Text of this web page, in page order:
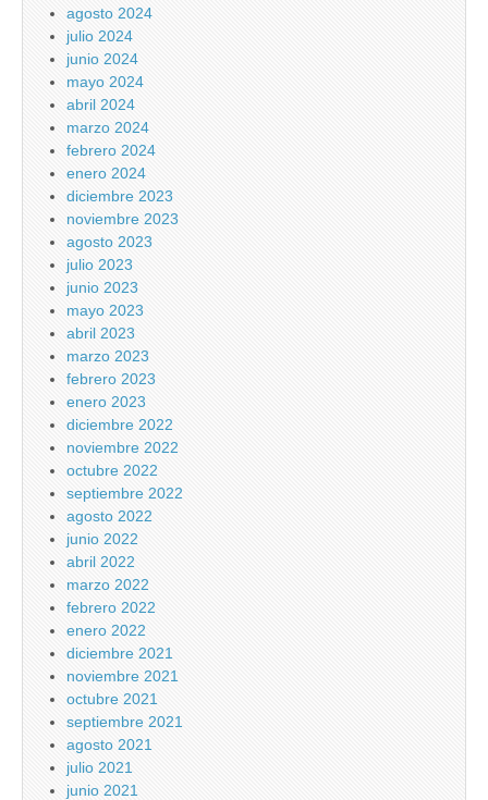
agosto 2024
julio 2024
junio 2024
mayo 2024
abril 2024
marzo 2024
febrero 2024
enero 2024
diciembre 2023
noviembre 2023
agosto 2023
julio 2023
junio 2023
mayo 2023
abril 2023
marzo 2023
febrero 2023
enero 2023
diciembre 2022
noviembre 2022
octubre 2022
septiembre 2022
agosto 2022
junio 2022
abril 2022
marzo 2022
febrero 2022
enero 2022
diciembre 2021
noviembre 2021
octubre 2021
septiembre 2021
agosto 2021
julio 2021
junio 2021